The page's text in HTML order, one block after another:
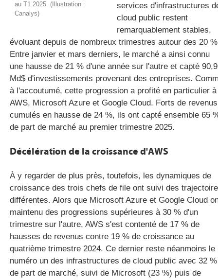
au T1 2025. (Illustration :
Canalys)
services d'infrastructures
cloud public restent
remarquablement stables,
évoluant depuis de nombreux trimestres autour des 20
Entre janvier et mars derniers, le marché a ainsi connu
une hausse de 21 % d'une année sur l'autre et capté 90,9
Md$ d'investissements provenant des entreprises.
à l'accoutumé, cette progression a profité en particulier à
AWS, Microsoft Azure et Google Cloud. Forts de revenus
cumulés en hausse de 24 %, ils ont capté ensemble 65
de part de marché au premier trimestre 2025.
Décélération de la croissance d'AWS
À y regarder de plus près, toutefois, les dynamiques de
croissance des trois chefs de file ont suivi des
différentes. Alors que Microsoft Azure et Google Cloud
maintenu des progressions supérieures à 30 % d'un
trimestre sur l'autre, AWS s'est contenté de 17 % de
hausses de revenus contre 19 % de croissance au
quatrième trimestre 2024. Ce dernier reste néanmoins le
numéro un des infrastructures de cloud public avec 32 %
de part de marché, suivi de Microsoft (23 %) puis de